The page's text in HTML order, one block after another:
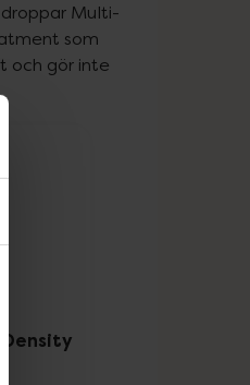
Multi-
som
och gör inte